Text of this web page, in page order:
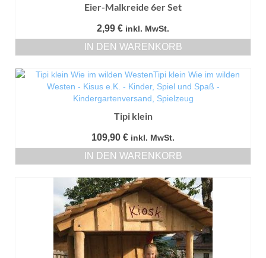
Eier-Malkreide 6er Set
2,99 € inkl. MwSt.
IN DEN WARENKORB
Tipi klein
109,90 € inkl. MwSt.
IN DEN WARENKORB